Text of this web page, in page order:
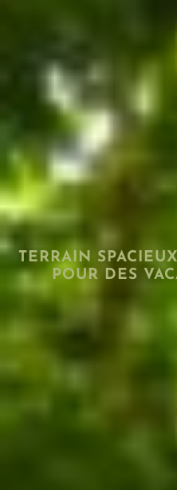
TERRAIN
POUR DES
Le camping Les Nauves
pour des vacances en
spacieuse et boisée
,
hectares, dont 47 sont